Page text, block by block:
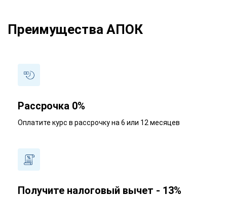
Преимущества АПОК
Рассрочка 0%
Оплатите курс в рассрочку на 6 или 12 месяцев
Получите налоговый вычет - 13%